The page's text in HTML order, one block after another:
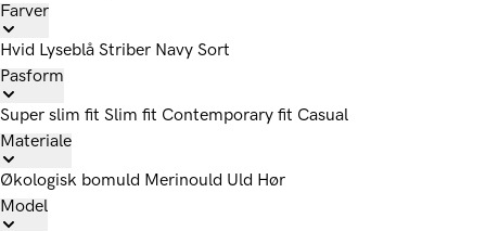
Farver
Hvid Lyseblå Striber Navy Sort
Pasform
Super slim fit Slim fit Contemporary fit Casual
Materiale
Økologisk bomuld Merinould Uld Hør
Model